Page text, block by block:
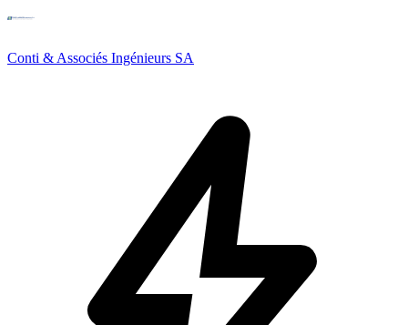
Conti & Associés Ingénieurs SA